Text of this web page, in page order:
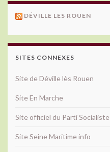
DÉVILLE LES ROUEN
SITES CONNEXES
Site de Déville lès Rouen
Site En Marche
Site officiel du Parti Socialiste
Site Seine Maritime info